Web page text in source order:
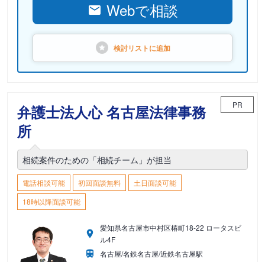
Webで相談
検討リストに追加
弁護士法人心 名古屋法律事務
所
PR
相続案件のための「相続チーム」が担当
電話相談可能 初回面談無料
土日面談可能
18時以降面談可能
愛知県名古屋市中村区椿町18-22 ロータスビ
ル4F
名古屋/名鉄名古屋/近鉄名古屋駅